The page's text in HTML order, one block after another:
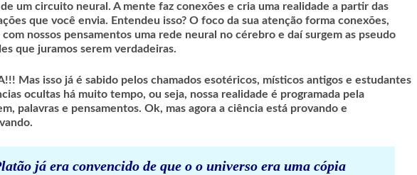
um circuito neural. A mente faz conexões e cria uma realidade a partir das
que você envia. Entendeu isso? O foco da sua atenção forma conexões,
com nossos pensamentos uma rede neural no cérebro e daí surgem as pseudo
que juramos serem verdadeiras.
Mas isso já é sabido pelos chamados esotéricos, místicos antigos e estudantes
ocultas há muito tempo, ou seja, nossa realidade é programada pela
palavras e pensamentos. Ok, mas agora a ciência está provando e
já era convencido de que o o universo era uma cópia